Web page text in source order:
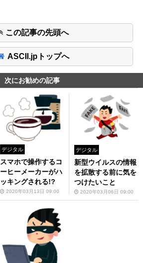
この記事の先頭へ
ASCII.jpトップへ
次にお勧めの記事
デジタル
スマホで操作するコ
ーヒーメーカーがハ
ッキングされる!?
2020年03月13日 09:00
デジタル
新型ウイルスの情報
を拡散する前に気を
つけたいこと
2020年03月06日 09:00